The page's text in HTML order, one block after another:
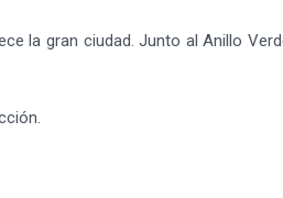
la gran ciudad. Junto al Anillo